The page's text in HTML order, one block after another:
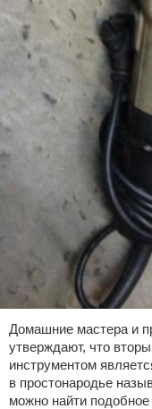
Домашние мастера и
утверждают, что
инструментом
в простонародье
можно найти